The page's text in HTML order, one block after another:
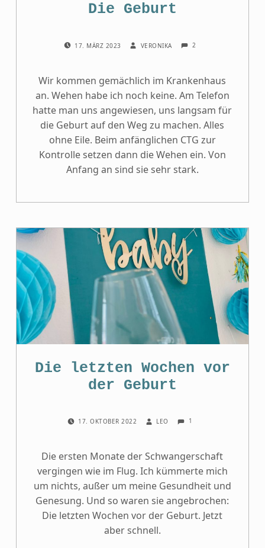
Die Geburt
17. MÄRZ 2023 VERONIKA 2
Wir kommen gemächlich im Krankenhaus
an. Wehen habe ich noch keine. Am Telefon
hatte man uns angewiesen, uns langsam für
die Geburt auf den Weg zu machen. Alles
ohne Eile. Beim anfänglichen CTG zur
Kontrolle setzen dann die Wehen ein. Von
Anfang an sind sie sehr stark.
Die letzten Wochen vor
der Geburt
17. OKTOBER 2022 LEO 1
Die ersten Monate der Schwangerschaft
vergingen wie im Flug. Ich kümmerte mich
um nichts, außer um meine Gesundheit und
Genesung. Und so waren sie angebrochen:
Die letzten Wochen vor der Geburt. Jetzt
aber schnell.